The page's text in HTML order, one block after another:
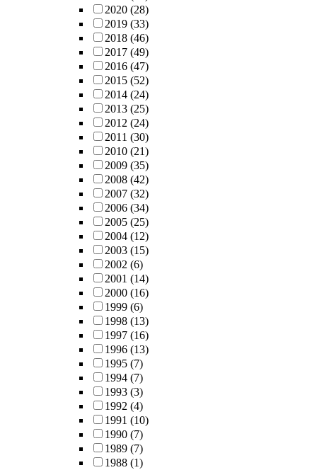
2020 (28)
2019 (33)
2018 (46)
2017 (49)
2016 (47)
2015 (52)
2014 (24)
2013 (25)
2012 (24)
2011 (30)
2010 (21)
2009 (35)
2008 (42)
2007 (32)
2006 (34)
2005 (25)
2004 (12)
2003 (15)
2002 (6)
2001 (14)
2000 (16)
1999 (6)
1998 (13)
1997 (16)
1996 (13)
1995 (7)
1994 (7)
1993 (3)
1992 (4)
1991 (10)
1990 (7)
1989 (7)
1988 (1)